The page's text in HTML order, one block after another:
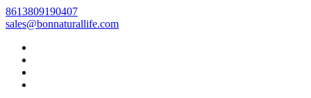
8613809190407
sales@bonnaturallife.com